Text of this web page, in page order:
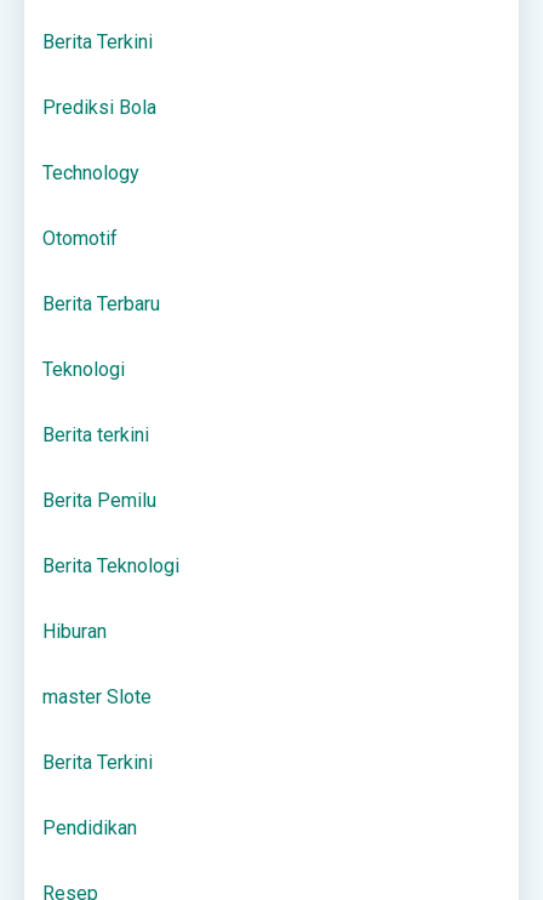
Berita Terkini
Prediksi Bola
Technology
Otomotif
Berita Terbaru
Teknologi
Berita terkini
Berita Pemilu
Berita Teknologi
Hiburan
master Slote
Berita Terkini
Pendidikan
Resep